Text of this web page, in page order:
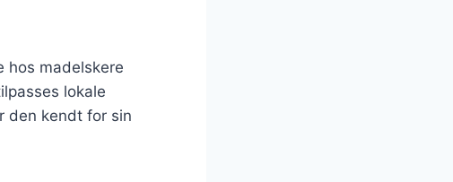
hos madelskere
lokale
den kendt for sin